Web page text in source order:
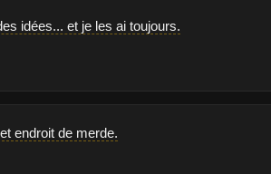
idées... et je les ai toujours.
endroit de merde.